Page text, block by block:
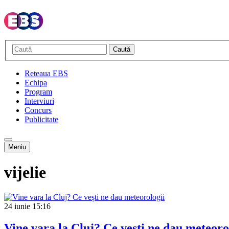
Caută
Reteaua EBS
Echipa
Program
Interviuri
Concurs
Publicitate
Meniu
vijelie
24 iunie 15:16